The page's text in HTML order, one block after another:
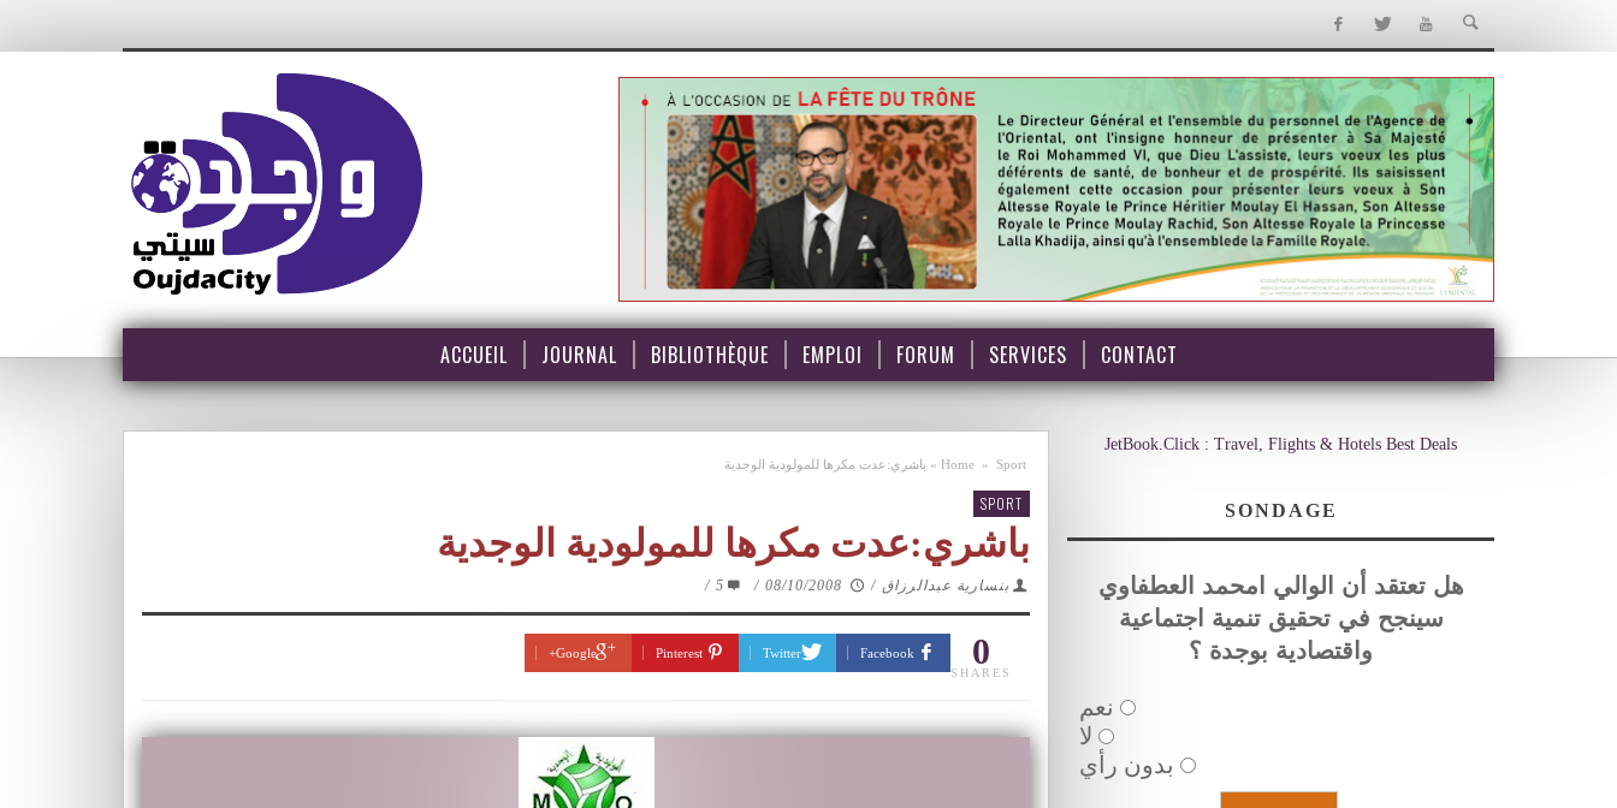
ACCUEIL JOURNAL BIBLIOTHÈQUE EMPLOI FORUM SERVICES CONTACT
Home » Sport
» باشري:عدت مكرها للمولودية الوجدية
SPORT
باشري:عدت مكرها للمولودية الوجدية
بنسارية عبدالرزاق /
08/10/2008
/
5
/
0
SHARES
Facebook
Twitter
Pinterest
Google+
JetBook.Click : Travel, Flights & Hotels Best Deals
SONDAGE
هل تعتقد أن الوالي امحمد العطفاوي
سينجح في تحقيق تنمية اجتماعية
واقتصادية بوجدة ؟
نعم
لا
بدون رأي